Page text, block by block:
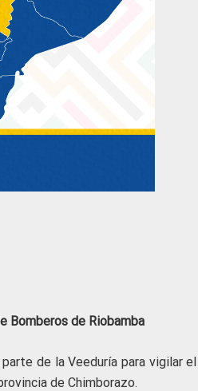
Bomberos de Riobamba
de la Veeduría para vigilar el
de Chimborazo.